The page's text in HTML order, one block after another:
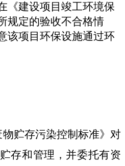
《建设项目竣工环境保
规定的验收不合格情
该项目环保设施通过环
贮存污染控制标准》对
存和管理，并委托有资